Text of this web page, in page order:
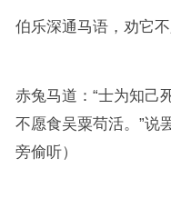
伯乐深通马语，劝它不
赤兔马道：“士为知己
不愿食吴粟苟活。”说
旁偷听）